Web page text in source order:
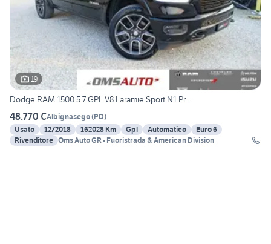
19
Dodge RAM 1500 5.7 GPL V8 Laramie Sport N1 Pr...
48.770 €Albignasego(PD)
Usato
12/2018 162028 Km Gpl Automatico
Euro 6
Rivenditore Oms Auto GR - Fuoristrada & American Division